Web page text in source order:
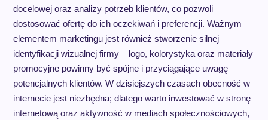
docelowej oraz analizy potrzeb klientów, co pozwoli
dostosować ofertę do ich oczekiwań i preferencji. Ważnym
elementem marketingu jest również stworzenie silnej
identyfikacji wizualnej firmy – logo, kolorystyka oraz materiały
promocyjne powinny być spójne i przyciągające uwagę
potencjalnych klientów. W dzisiejszych czasach obecność w
internecie jest niezbędna; dlatego warto inwestować w stronę
internetową oraz aktywność w mediach społecznościowych,